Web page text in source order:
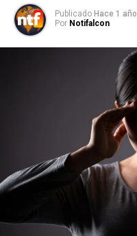
Publicado Hace 1 año
Por Notifalcon